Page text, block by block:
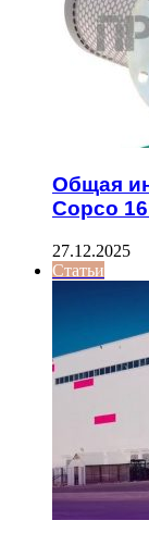
Общая
Copco
27.12.2025
Статьи